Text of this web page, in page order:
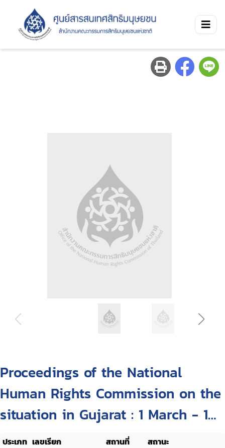
Proceedings of the National
Human Rights Commission on the
situation in Gujarat : 1 March - 1
July, 2002
ประเภท เลขเรียก สถานที่
สถานะ